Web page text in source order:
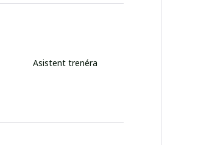
Asistent trenéra